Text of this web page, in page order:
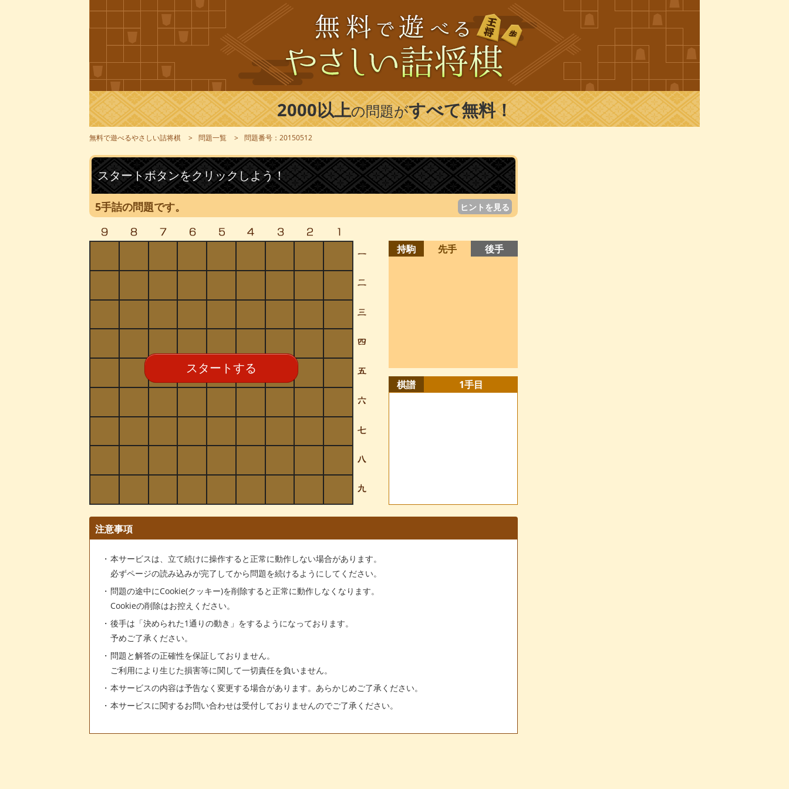
2000以上の問題がすべて無料！
無料で遊べるやさしい詰将棋 問題一覧 問題番号：20150512
スタートボタンをクリックしよう！
5手詰の問題です。 ヒントを見る
スタートする
持駒 先手 後手
棋譜 1手目
注意事項
本サービスは、立て続けに操作すると正常に動作しない場合があります。
必ずページの読み込みが完了してから問題を続けるようにしてください。
問題の途中にCookie(クッキー)を削除すると正常に動作しなくなります。
Cookieの削除はお控えください。
後手は「決められた1通りの動き」をするようになっております。
予めご了承ください。
問題と解答の正確性を保証しておりません。
ご利用により生じた損害等に関して一切責任を負いません。
本サービスの内容は予告なく変更する場合があります。あらかじめご了承ください。
本サービスに関するお問い合わせは受付しておりませんのでご了承ください。